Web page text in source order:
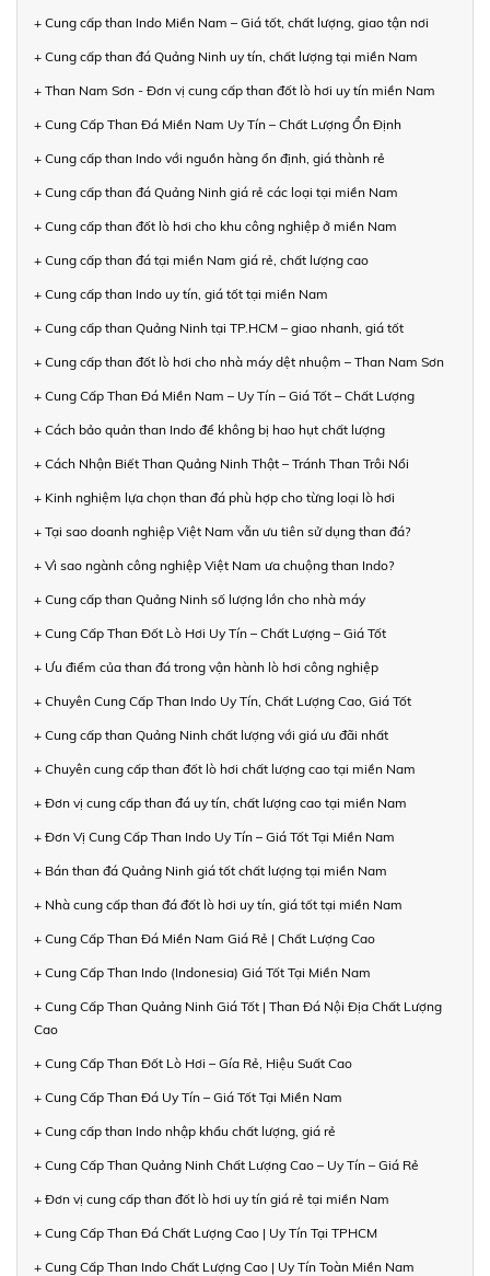
+ Cung cấp than Indo Miền Nam – Giá tốt, chất lượng, giao tận nơi
+ Cung cấp than đá Quảng Ninh uy tín, chất lượng tại miền Nam
+ Than Nam Sơn - Đơn vị cung cấp than đốt lò hơi uy tín miền Nam
+ Cung Cấp Than Đá Miền Nam Uy Tín – Chất Lượng Ổn Định
+ Cung cấp than Indo với nguồn hàng ổn định, giá thành rẻ
+ Cung cấp than đá Quảng Ninh giá rẻ các loại tại miền Nam
+ Cung cấp than đốt lò hơi cho khu công nghiệp ở miền Nam
+ Cung cấp than đá tại miền Nam giá rẻ, chất lượng cao
+ Cung cấp than Indo uy tín, giá tốt tại miền Nam
+ Cung cấp than Quảng Ninh tại TP.HCM – giao nhanh, giá tốt
+ Cung cấp than đốt lò hơi cho nhà máy dệt nhuộm – Than Nam Sơn
+ Cung Cấp Than Đá Miền Nam – Uy Tín – Giá Tốt – Chất Lượng
+ Cách bảo quản than Indo để không bị hao hụt chất lượng
+ Cách Nhận Biết Than Quảng Ninh Thật – Tránh Than Trôi Nổi
+ Kinh nghiệm lựa chọn than đá phù hợp cho từng loại lò hơi
+ Tại sao doanh nghiệp Việt Nam vẫn ưu tiên sử dụng than đá?
+ Vì sao ngành công nghiệp Việt Nam ưa chuộng than Indo?
+ Cung cấp than Quảng Ninh số lượng lớn cho nhà máy
+ Cung Cấp Than Đốt Lò Hơi Uy Tín – Chất Lượng – Giá Tốt
+ Ưu điểm của than đá trong vận hành lò hơi công nghiệp
+ Chuyên Cung Cấp Than Indo Uy Tín, Chất Lượng Cao, Giá Tốt
+ Cung cấp than Quảng Ninh chất lượng với giá ưu đãi nhất
+ Chuyên cung cấp than đốt lò hơi chất lượng cao tại miền Nam
+ Đơn vị cung cấp than đá uy tín, chất lượng cao tại miền Nam
+ Đơn Vị Cung Cấp Than Indo Uy Tín – Giá Tốt Tại Miền Nam
+ Bán than đá Quảng Ninh giá tốt chất lượng tại miền Nam
+ Nhà cung cấp than đá đốt lò hơi uy tín, giá tốt tại miền Nam
+ Cung Cấp Than Đá Miền Nam Giá Rẻ | Chất Lượng Cao
+ Cung Cấp Than Indo (Indonesia) Giá Tốt Tại Miền Nam
+ Cung Cấp Than Quảng Ninh Giá Tốt | Than Đá Nội Địa Chất Lượng
Cao
+ Cung Cấp Than Đốt Lò Hơi – Gía Rẻ, Hiệu Suất Cao
+ Cung Cấp Than Đá Uy Tín – Giá Tốt Tại Miền Nam
+ Cung cấp than Indo nhập khẩu chất lượng, giá rẻ
+ Cung Cấp Than Quảng Ninh Chất Lượng Cao – Uy Tín – Giá Rẻ
+ Đơn vị cung cấp than đốt lò hơi uy tín giá rẻ tại miền Nam
+ Cung Cấp Than Đá Chất Lượng Cao | Uy Tín Tại TPHCM
+ Cung Cấp Than Indo Chất Lượng Cao | Uy Tín Toàn Miền Nam